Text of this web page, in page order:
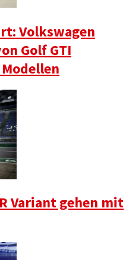
Volkswagen
Golf GTI
Variant gehen mit